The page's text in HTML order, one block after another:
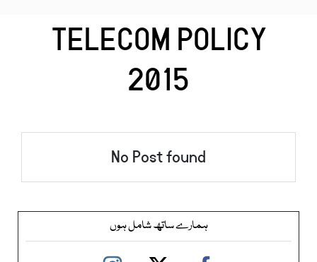
TELECOM POLICY
2015
No Post found
ہمارے ساتھ شامل ہوں